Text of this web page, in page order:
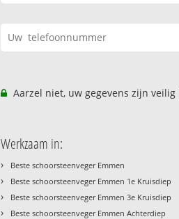
Aarzel niet, uw gegevens zijn veilig
Werkzaam in:
› Beste schoorsteenveger Emmen
› Beste schoorsteenveger Emmen 1e Kruisdiep
› Beste schoorsteenveger Emmen 3e Kruisdiep
› Beste schoorsteenveger Emmen Achterdiep